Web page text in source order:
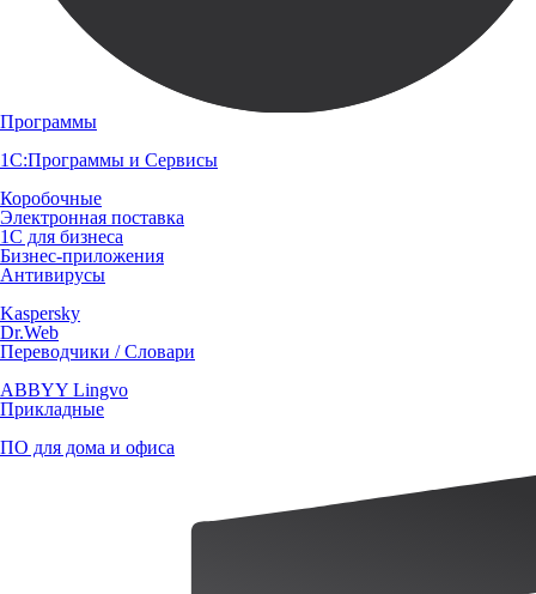
Программы
1С:Программы и Сервисы
Коробочные
Электронная поставка
1С для бизнеса
Бизнес-приложения
Антивирусы
Kaspersky
Dr.Web
Переводчики / Словари
ABBYY Lingvo
Прикладные
ПО для дома и офиса